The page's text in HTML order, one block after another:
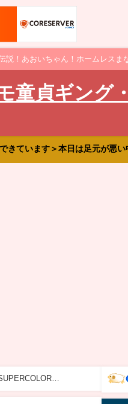
！あおいちゃん！ホームレスま
童貞ギング
ています＞本日は足元が悪い